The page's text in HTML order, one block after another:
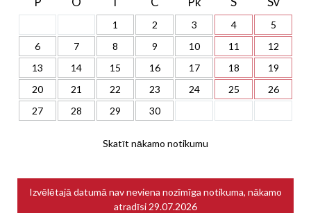
1 2 3 4
5
6
7 8 9 10 11
12
13
14 15 16 17 18
19
20
21 22 23 24 25
26
27
28 29 30
Skatīt nākamo notikumu
Izvēlētajā datumā nav neviena nozīmīga notikuma, nākamo
atradīsi 29.07.2026